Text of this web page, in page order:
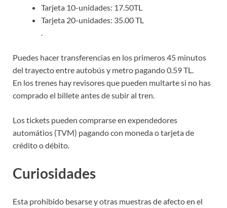
Tarjeta 10-unidades: 17.50TL
Tarjeta 20-unidades: 35.00 TL
Puedes hacer transferencias en los primeros 45 minutos
del trayecto entre autobús y metro pagando 0.59 TL.
En los trenes hay revisores que pueden multarte si no has
comprado el billete antes de subir al tren.
Los tickets pueden comprarse en expendedores
automátios (TVM) pagando con moneda o tarjeta de
crédito o débito.
Curiosidades
Esta prohibido besarse y otras muestras de afecto en el